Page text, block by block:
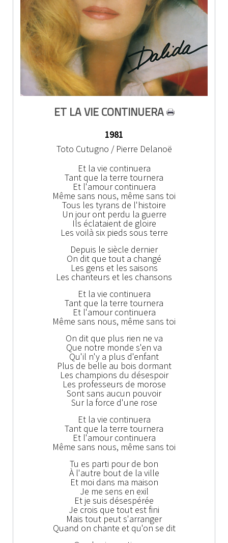
ET LA VIE CONTINUERA
1981
Toto Cutugno / Pierre Delanoë
Et la vie continuera
Tant que la terre tournera
Et l'amour continuera
Même sans nous, même sans toi
Tous les tyrans de l'histoire
Un jour ont perdu la guerre
Ils éclataient de gloire
Les voilà six pieds sous terre
Depuis le siècle dernier
On dit que tout a changé
Les gens et les saisons
Les chanteurs et les chansons
Et la vie continuera
Tant que la terre tournera
Et l'amour continuera
Même sans nous, même sans toi
On dit que plus rien ne va
Que notre monde s'en va
Qu'il n'y a plus d'enfant
Plus de belle au bois dormant
Les champions du désespoir
Les professeurs de morose
Sont sans aucun pouvoir
Sur la force d'une rose
Et la vie continuera
Tant que la terre tournera
Et l'amour continuera
Même sans nous, même sans toi
Tu es parti pour de bon
À l'autre bout de la ville
Et moi dans ma maison
Je me sens en exil
Et je suis désespérée
Je crois que tout est fini
Mais tout peut s'arranger
Quand on chante et qu'on se dit